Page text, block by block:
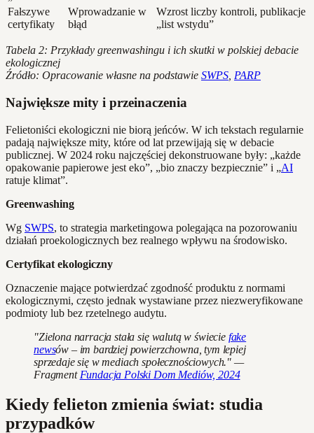
Fałszywe
certyfikaty
Wprowadzanie w
błąd
Wzrost liczby kontroli, publikacje
„list wstydu”
Tabela 2: Przykłady greenwashingu i ich skutki w polskiej debacie
ekologicznej
Źródło: Opracowanie własne na podstawie SWPS PARP
Największe mity i przeinaczenia
Felietoniści ekologiczni nie biorą jeńców. W ich tekstach regularnie
padają największe mity, które od lat przewijają się w debacie
publicznej. W 2024 roku najczęściej dekonstruowane były: „każde
opakowanie papierowe jest eko”, „bio znaczy bezpiecznie” i „AI
ratuje klimat”.
Greenwashing
Wg SWPS, to strategia marketingowa polegająca na pozorowaniu
działań proekologicznych bez realnego wpływu na środowisko.
Certyfikat ekologiczny
Oznaczenie mające potwierdzać zgodność produktu z normami
ekologicznymi, często jednak wystawiane przez niezweryfikowane
podmioty lub bez rzetelnego audytu.
"Zielona narracja stała się walutą w świecie fake
newsów – im bardziej powierzchowna, tym lepiej
sprzedaje się w mediach społecznościowych." —
Fragment Fundacja Polski Dom Mediów, 2024
Kiedy felieton zmienia świat: studia
przypadków